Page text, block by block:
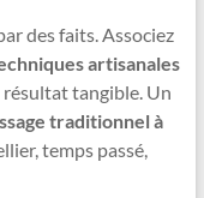
des faits. Associez
artisanales
résultat tangible. Un
traditionnel à
temps passé,